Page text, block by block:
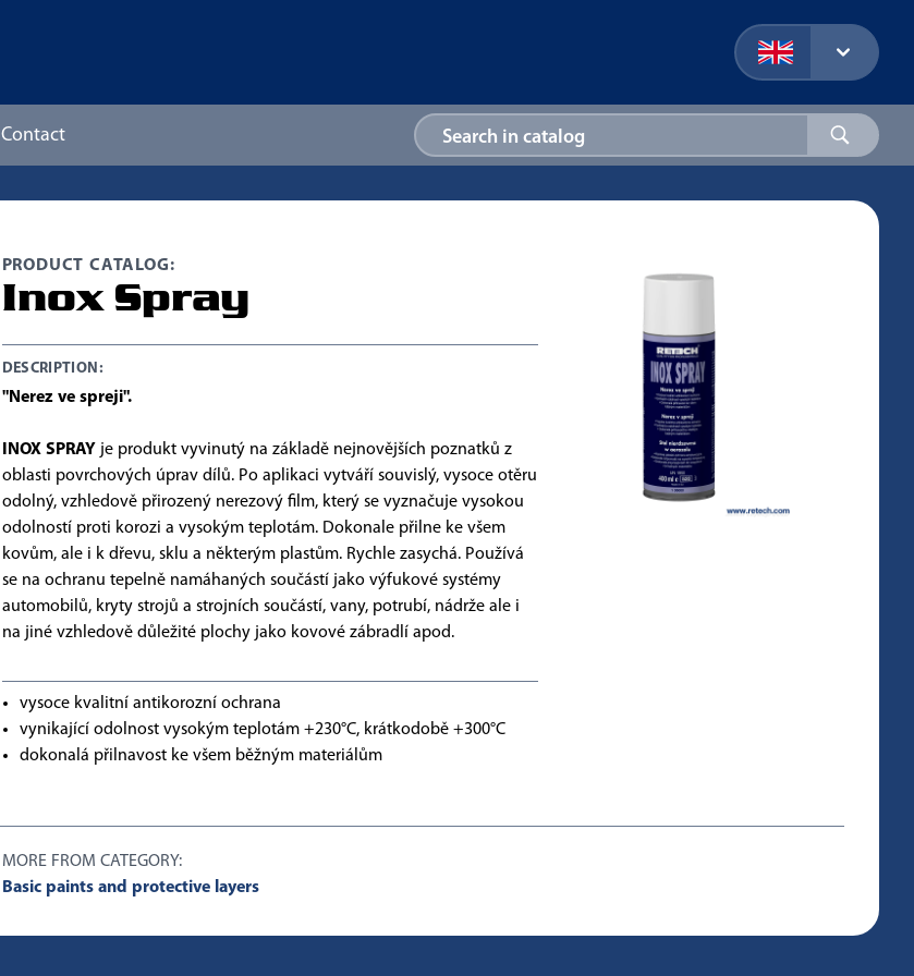
Contact
PRODUCT CATALOG:
Inox Spray
DESCRIPTION:
"Nerez ve spreji".
INOX SPRAY je produkt vyvinutý na základě nejnovějších poznatků z
oblasti povrchových úprav dílů. Po aplikaci vytváří souvislý, vysoce otěru
odolný, vzhledově přirozený nerezový film, který se vyznačuje vysokou
odolností proti korozi a vysokým teplotám. Dokonale přilne ke všem
kovům, ale i k dřevu, sklu a některým plastům. Rychle zasychá. Používá
se na ochranu tepelně namáhaných součástí jako výfukové systémy
automobilů, kryty strojů a strojních součástí, vany, potrubí, nádrže ale i
na jiné vzhledově důležité plochy jako kovové zábradlí apod.
vysoce kvalitní antikorozní ochrana
vynikající odolnost vysokým teplotám +230°C, krátkodobě +300°C
dokonalá přilnavost ke všem běžným materiálům
MORE FROM CATEGORY:
Basic paints and protective layers